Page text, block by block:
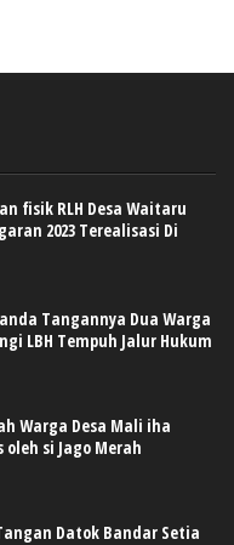
fisik RLH Desa Waitaru
2023 Terealisasi Di
Tangannya Dua Warga
LBH Tempuh Jalur Hukum
Warga Desa Mali iha
si Jago Merah
Datok Bandar Setia